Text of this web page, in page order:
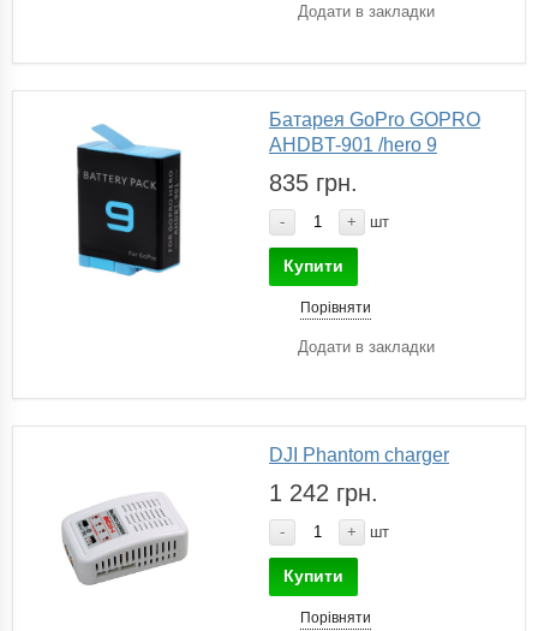
Додати в закладки
Батарея GoPro GOPRO
AHDBT-901 /hero 9
835 грн.
- + шт
Купити
Порівняти
Додати в закладки
DJI Phantom charger
1 242 грн.
- + шт
Купити
Порівняти